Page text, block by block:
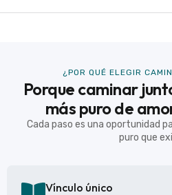
¿POR QUÉ ELEGIR
Porque caminar
más puro de
Cada paso es una oportunidad
puro que
Vínculo único